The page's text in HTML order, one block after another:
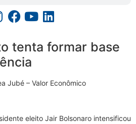
tenta formar base
Jubé – Valor Econômico
eleito Jair Bolsonaro intensificou